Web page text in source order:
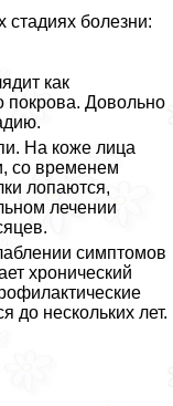
стадиях болезни:
как
покрова. Довольно
На коже лица
со временем
лопаются,
лечении
симптомов
хронический
до нескольких лет.